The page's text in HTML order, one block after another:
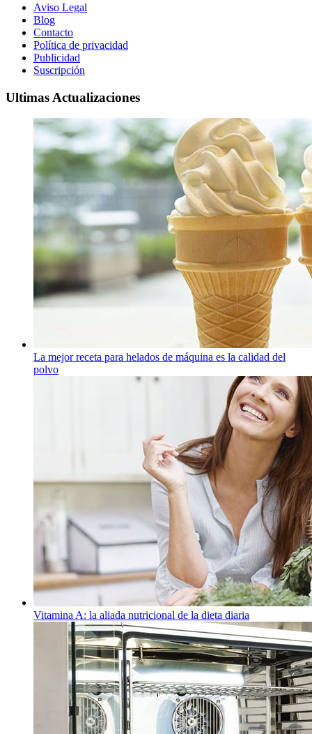
Aviso Legal
Blog
Contacto
Política de privacidad
Publicidad
Suscripción
Ultimas Actualizaciones
La mejor receta para helados de máquina es la calidad del
polvo
Vitamina A: la aliada nutricional de la dieta diaria